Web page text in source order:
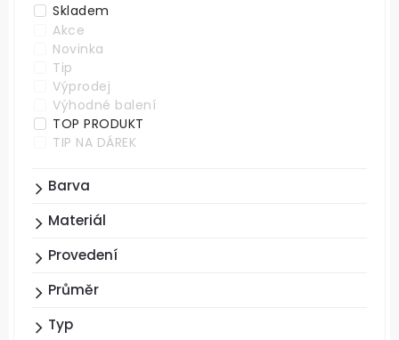
Skladem
Akce
Novinka
Tip
Výprodej
Výhodné balení
TOP PRODUKT
TIP NA DÁREK
Barva
Materiál
Provedení
Průměr
Typ